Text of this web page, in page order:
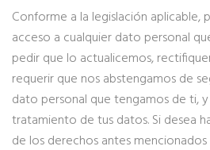
Conforme a la legislación aplicable,
acceso a cualquier dato personal
pedir que lo actualicemos,
requerir que nos abstengamos de
dato personal que tengamos de ti,
tratamiento de tus datos. Si desea
de los derechos antes